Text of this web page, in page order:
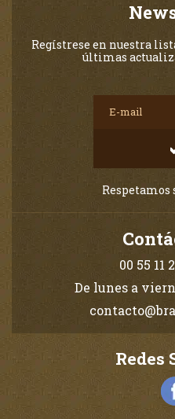
Regístrese en nuestra
últimas
Respetamos
00 55 11
De lunes a
Redes